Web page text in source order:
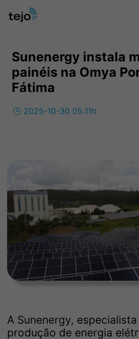
Sunenergy instala
painéis na Omya
Fátima
🕒 2025-10-30 05:11h
A Sunenergy,
produção de energia